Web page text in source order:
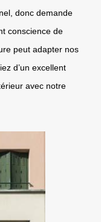
donc demande
conscience de
peut adapter nos
d’un excellent
avec notre